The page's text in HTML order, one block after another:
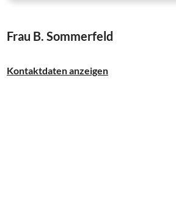
Frau B. Sommerfeld
Kontaktdaten anzeigen